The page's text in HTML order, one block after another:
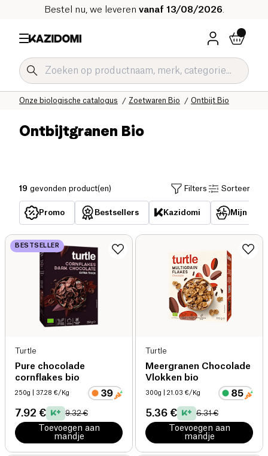
Bestel nu, we leveren vanaf 13/08/2026
Ontbijt Bio
Zoetwaren Bio
Onze biologische catalogus
Home
Ontbijtgranen Bio
19 gevonden product(en) Filters Sorteer
Promo Bestsellers Kazidomi Mijn
BESTSELLER
Turtle
Pure chocolade
cornflakes bio
250g | 37.28 €/Kg
7.92 € 9.32 €
Toevoegen aan
mandje
Turtle
Meergranen Chocolade
Vlokken bio
300g | 21.03 €/Kg
5.36 € 6.31 €
Toevoegen aan
mandje